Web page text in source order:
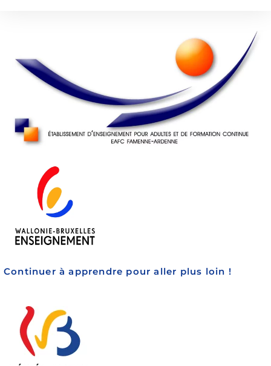
Continuer à apprendre pour aller plus loin !